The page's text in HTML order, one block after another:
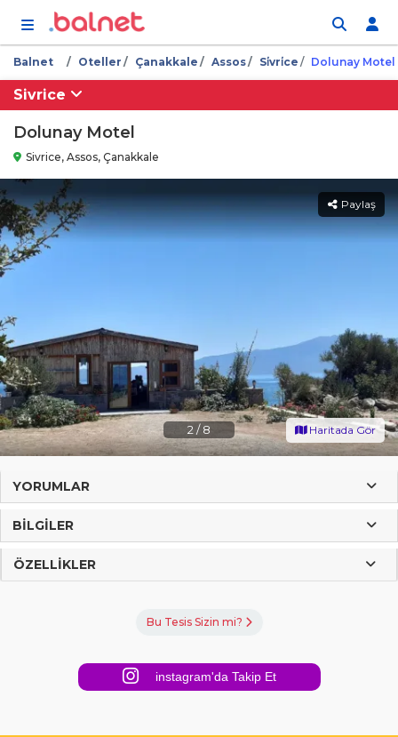
Balnet Oteller Çanakkale Assos Si̇vri̇ce Dolunay Motel
Sivrice
Dolunay Motel
Sivrice, Assos, Çanakkale
2 /8
Paylaş
Haritada Gör
YORUMLAR
BILGILER
ÖZELLIKLER
Bu Tesis Sizin mi?
instagram'da Takip Et